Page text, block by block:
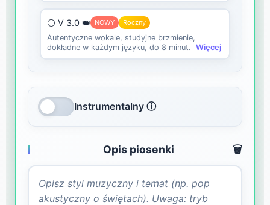
⚪ V 3.0 👑 NOWY Roczny
Autentyczne wokale, studyjne brzmienie,
dokładne w każdym języku, do 8 minut.
Więcej
Instrumentalny ⓘ
Opis piosenki 🗑️